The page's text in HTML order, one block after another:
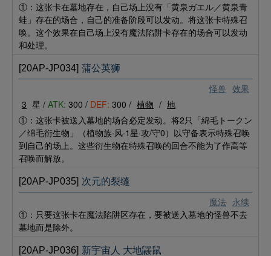
①：这张卡在墓地存在，自己场上没有「黄泉ガエル／黄泉青
蛙」存在的场合，自己的准备阶段可以发动。将这张卡特殊召
唤。这个效果在自己场上没有魔法陷阱卡存在的场合可以发动
和处理。
怪兽 效果
[20AP-JP034] 蒲公英狮
3 星 / ATK: 300 / DEF: 300 / 植物 / 地
①：这张卡被送入墓地的场合必定发动。将2只「綿毛トークン
／绵毛衍生物」（植物族·风·1星·攻/守0）以守备表示特殊召唤
到自己的场上。这些衍生物在特殊召唤的回合不能为了作高等
召唤而解放。
魔法 永续
[20AP-JP035] 次元的裂缝
①：只要这张卡在魔法陷阱区存在，要被送入墓地的怪兽不去
墓地而是除外。
[20AP-JP036] 新宇宙人 大地鼹鼠